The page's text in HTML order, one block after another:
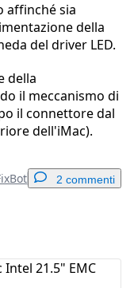
affinché sia
della
del driver LED.
della
il meccanismo di
il connettore dal
dell'iMac).
2 commenti